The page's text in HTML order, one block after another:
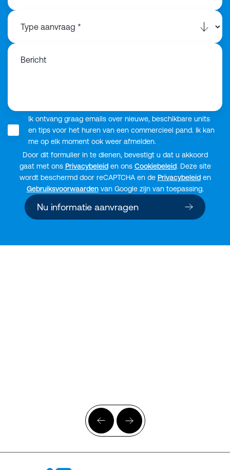
Bericht
Ik ontvang graag emails over nieuwe, beschikbare units
en tips voor het huren van een commercieel pand. Ik kan
me op elk moment ook weer afmelden.
Door dit formulier in te dienen, bevestigt u dat u akkoord
gaat met ons Privacybeleiden ons Cookiebeleid. Deze site
wordt beschermd door reCAPTCHA en de Privacybeleiden
Gebruiksvoorwaardenvan Google zijn van toepassing.
Nu informatie aanvragen